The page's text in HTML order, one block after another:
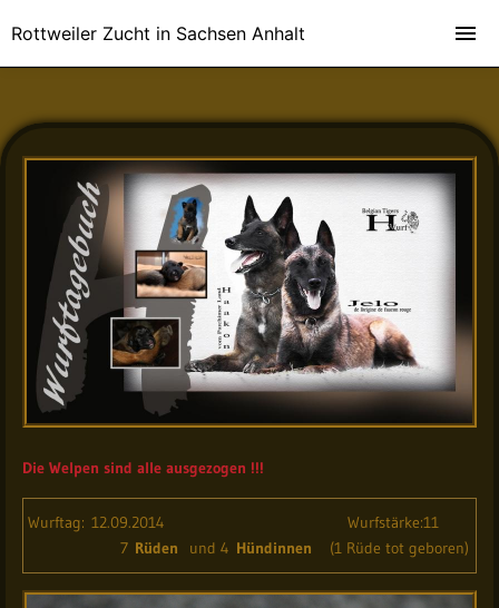
Die Welpen sind alle ausgezogen !!!
Wurftag: 12.09.2014 Wurfstärke:11
7 Rüden und 4 Hündinnen (1 Rüde tot geboren)
Rottweiler Zucht in Sachsen Anhalt